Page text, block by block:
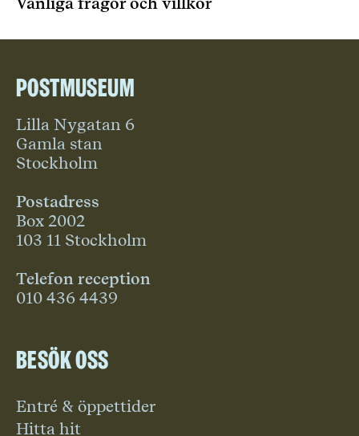
Postmuseum
Lilla Nygatan 6
Gamla stan
Stockholm
Postadress
Box 2002
103 11 Stockholm
Telefon reception
010 436 4439
Besök oss
Entré & öppettider
Hitta hit